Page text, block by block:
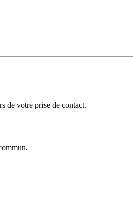
de votre prise de contact.